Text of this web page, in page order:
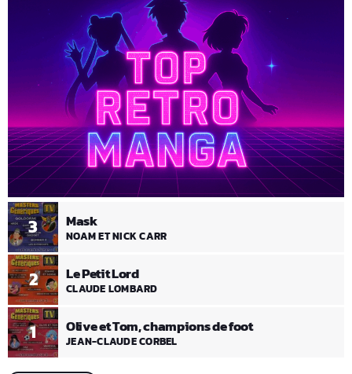
1 Olive et Tom, champions de foot
JEAN-CLAUDE CORBEL
2 Le Petit Lord
CLAUDE LOMBARD
3 Mask
NOAM ET NICK CARR